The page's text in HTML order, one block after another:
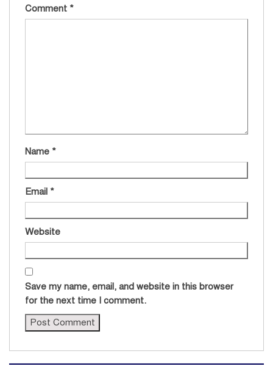
Comment *
Name *
Email *
Website
Save my name, email, and website in this browser
for the next time I comment.